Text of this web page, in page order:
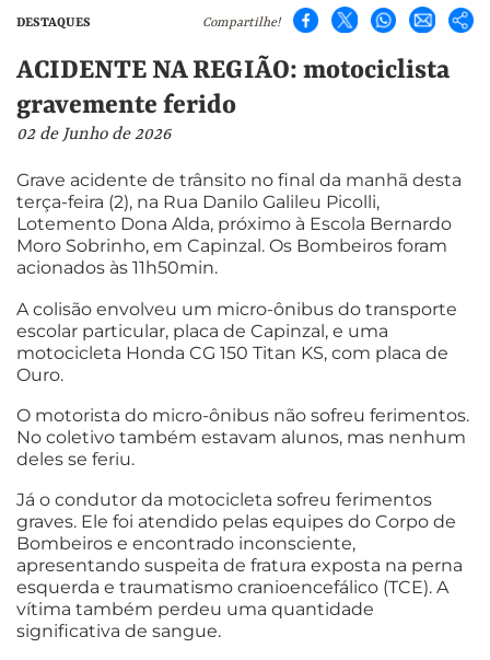
DESTAQUES Compartilhe!
ACIDENTE NA REGIÃO: motociclista
gravemente ferido
02 de Junho de 2026
Grave acidente de trânsito no final da manhã desta
terça-feira (2), na Rua Danilo Galileu Picolli,
Lotemento Dona Alda, próximo à Escola Bernardo
Moro Sobrinho, em Capinzal. Os Bombeiros foram
acionados às 11h50min.
A colisão envolveu um micro-ônibus do transporte
escolar particular, placa de Capinzal, e uma
motocicleta Honda CG 150 Titan KS, com placa de
Ouro.
O motorista do micro-ônibus não sofreu ferimentos.
No coletivo também estavam alunos, mas nenhum
deles se feriu.
Já o condutor da motocicleta sofreu ferimentos
graves. Ele foi atendido pelas equipes do Corpo de
Bombeiros e encontrado inconsciente,
apresentando suspeita de fratura exposta na perna
esquerda e traumatismo cranioencefálico (TCE). A
vítima também perdeu uma quantidade
significativa de sangue.